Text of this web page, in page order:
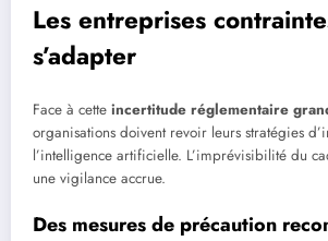
Les entreprises
s’adapter
Face à cette incertitude réglementaire
organisations doivent revoir leurs stratégies
l’intelligence artificielle. L’imprévisibilité du
une vigilance accrue.
Des mesures de précaution